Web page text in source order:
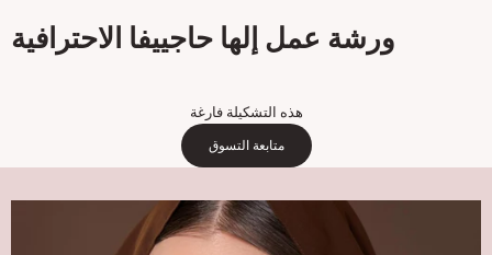
ورشة عمل إلها حاجييفا الاحترافية
هذه التشكيلة فارغة
متابعة التسوق